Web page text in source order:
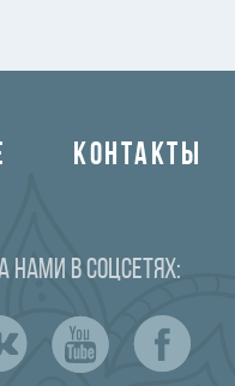
КОНТАКТЫ
нами в соцсетях: